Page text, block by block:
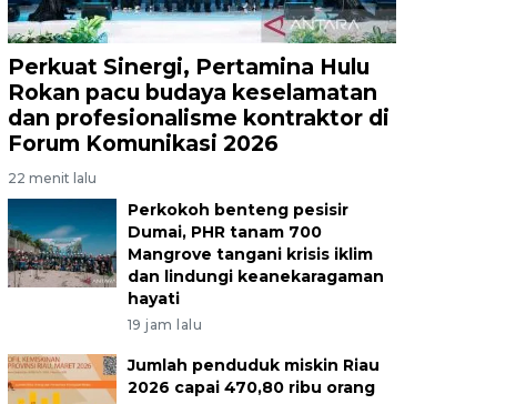
Perkuat Sinergi, Pertamina Hulu
Rokan pacu budaya keselamatan
dan profesionalisme kontraktor di
Forum Komunikasi 2026
22 menit lalu
Perkokoh benteng pesisir
Dumai, PHR tanam 700
Mangrove tangani krisis iklim
dan lindungi keanekaragaman
hayati
19 jam lalu
Jumlah penduduk miskin Riau
2026 capai 470,80 ribu orang